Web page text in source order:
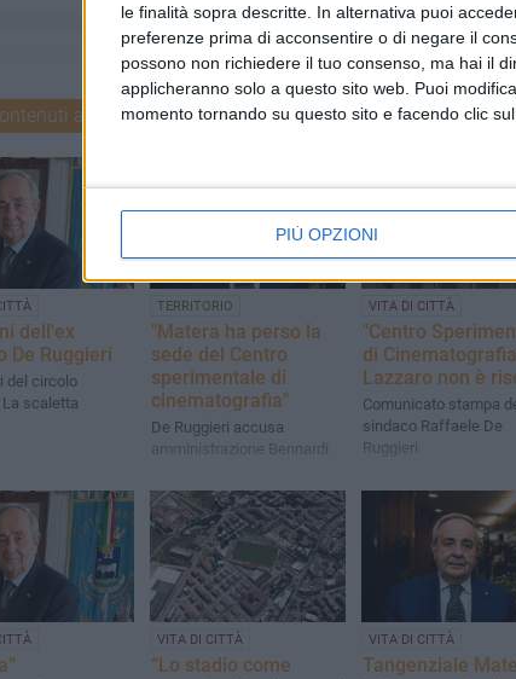
le finalità sopra descritte. In alternativa puoi
preferenze prima di acconsentire o di negare il
possono non richiedere il tuo consenso, ma hai il
applicheranno solo a questo sito web. Puoi
momento tornando su questo sito e facendo clic
PIÙ OPZIONI
a tema
dell'ex
De Ruggieri
del circolo
scaletta
TERRITORIO
"Matera ha perso la
sede del Centro
sperimentale di
cinematografia"
De Ruggieri accusa
amministrazione Bennardi
VITA DI CITTÀ
"Centro
di
Lazzaro non è
Comunicato stampa
sindaco Raffaele De
Ruggieri
VITA DI CITTÀ
“Lo stadio come
VITA DI CITTÀ
Tangenziale